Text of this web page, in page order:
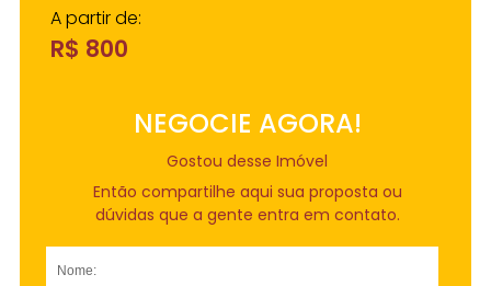
A partir de:
R$ 800
NEGOCIE AGORA!
Gostou desse Imóvel
Então compartilhe aqui sua proposta ou
dúvidas que a gente entra em contato.